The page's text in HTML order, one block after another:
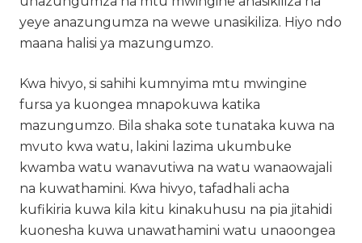
yeye anazungumza na wewe unasikiliza. Hiyo ndo
maana halisi ya mazungumzo.
Kwa hivyo, si sahihi kumnyima mtu mwingine
fursa ya kuongea mnapokuwa katika
mazungumzo. Bila shaka sote tunataka kuwa na
mvuto kwa watu, lakini lazima ukumbuke
kwamba watu wanavutiwa na watu wanaowajali
na kuwathamini. Kwa hivyo, tafadhali acha
kufikiria kuwa kila kitu kinakuhusu na pia jitahidi
kuonesha kuwa unawathamini watu unaoongea